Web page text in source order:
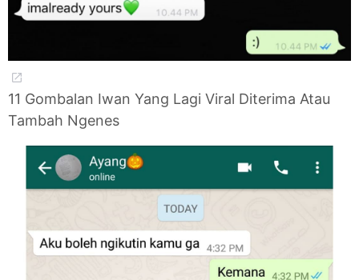
11 Gombalan Iwan Yang Lagi Viral Diterima Atau
Tambah Ngenes